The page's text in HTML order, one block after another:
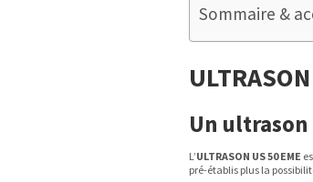
Sommaire &
Un
L’ULTRASON US 50 EME
pré-établis plus la